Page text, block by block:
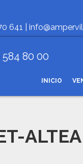
641 |
584 80 00
INICIO
ALTEA